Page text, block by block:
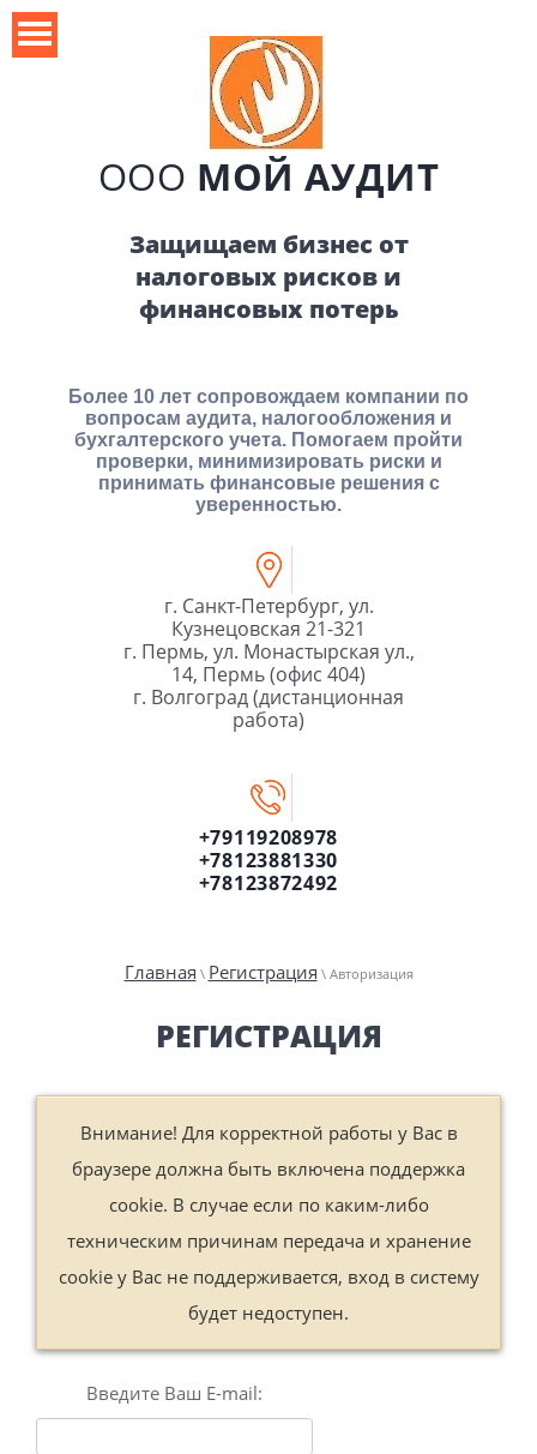
ООО МОЙ АУДИТ
Защищаем бизнес от
налоговых рисков и
финансовых потерь
Более 10 лет сопровождаем компании по
вопросам аудита, налогообложения и
бухгалтерского учета. Помогаем пройти
проверки, минимизировать риски и
принимать финансовые решения с
уверенностью.
г. Санкт-Петербург, ул.
Кузнецовская 21-321
г. Пермь, ул. Монастырская ул.,
14, Пермь (офис 404)
г. Волгоград (дистанционная
работа)
+79119208978
+78123881330
+78123872492
Главная \ Регистрация \ Авторизация
РЕГИСТРАЦИЯ
Внимание! Для корректной работы у Вас в
браузере должна быть включена поддержка
cookie. В случае если по каким-либо
техническим причинам передача и хранение
cookie у Вас не поддерживается, вход в систему
будет недоступен.
Введите Ваш E-mail: